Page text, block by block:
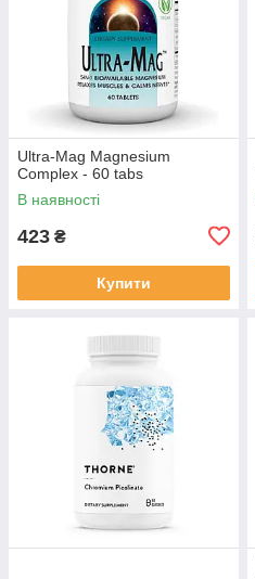
Ultra-Mag Magnesium
Complex - 60 tabs
В наявності
423 ₴
Купити